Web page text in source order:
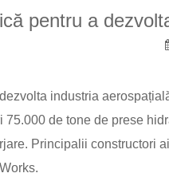
pentru a
industria
de tone de prese
Principalii constructori